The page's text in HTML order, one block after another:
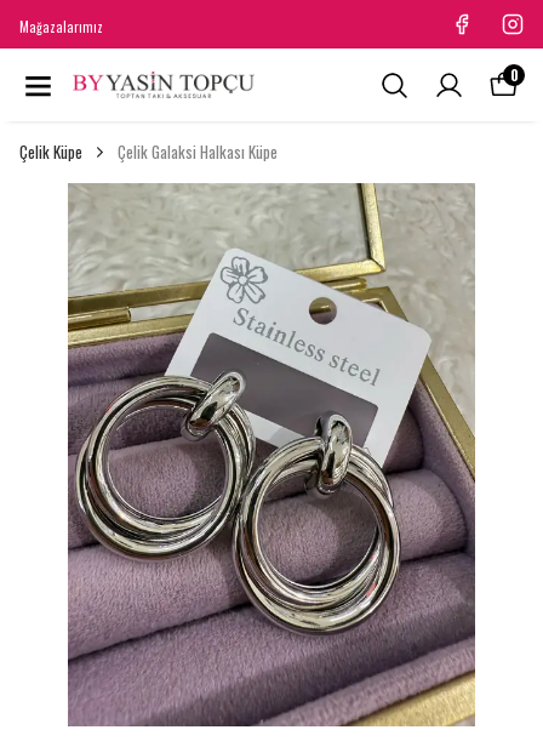
Mağazalarımız
0
Çelik Küpe Çelik Galaksi Halkası Küpe